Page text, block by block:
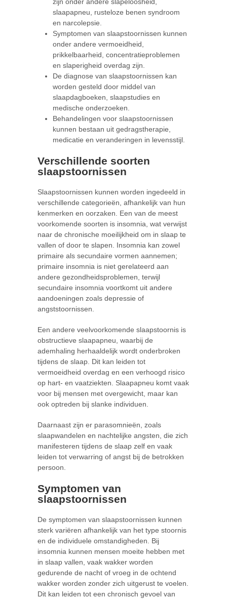
zijn onder andere slapeloosheid,
slaapapneu, rusteloze benen syndroom
en narcolepsie.
Symptomen van slaapstoornissen kunnen
onder andere vermoeidheid,
prikkelbaarheid, concentratieproblemen
en slaperigheid overdag zijn.
De diagnose van slaapstoornissen kan
worden gesteld door middel van
slaapdagboeken, slaapstudies en
medische onderzoeken.
Behandelingen voor slaapstoornissen
kunnen bestaan uit gedragstherapie,
medicatie en veranderingen in levensstijl.
Verschillende soorten
slaapstoornissen
Slaapstoornissen kunnen worden ingedeeld in
verschillende categorieën, afhankelijk van hun
kenmerken en oorzaken. Een van de meest
voorkomende soorten is insomnia, wat verwijst
naar de chronische moeilijkheid om in slaap te
vallen of door te slapen. Insomnia kan zowel
primaire als secundaire vormen aannemen;
primaire insomnia is niet gerelateerd aan
andere gezondheidsproblemen, terwijl
secundaire insomnia voortkomt uit andere
aandoeningen zoals depressie of
angststoornissen.
Een andere veelvoorkomende slaapstoornis is
obstructieve slaapapneu, waarbij de
ademhaling herhaaldelijk wordt onderbroken
tijdens de slaap. Dit kan leiden tot
vermoeidheid overdag en een verhoogd risico
op hart- en vaatziekten. Slaapapneu komt vaak
voor bij mensen met overgewicht, maar kan
ook optreden bij slanke individuen.
Daarnaast zijn er parasomnieën, zoals
slaapwandelen en nachtelijke angsten, die zich
manifesteren tijdens de slaap zelf en vaak
leiden tot verwarring of angst bij de betrokken
persoon.
Symptomen van
slaapstoornissen
De symptomen van slaapstoornissen kunnen
sterk variëren afhankelijk van het type stoornis
en de individuele omstandigheden. Bij
insomnia kunnen mensen moeite hebben met
in slaap vallen, vaak wakker worden
gedurende de nacht of vroeg in de ochtend
wakker worden zonder zich uitgerust te voelen.
Dit kan leiden tot een chronisch gevoel van